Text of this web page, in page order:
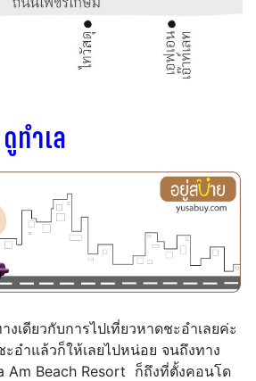
ทำเล
งเดียวกับการไปเที่ยวหาดชะอำเลยค่ะ
อำแล้วก็ให้เลยไปหน่อย จนถึงทาง
Am Beach Resort ก็ถึงที่ตั้งคอนโด